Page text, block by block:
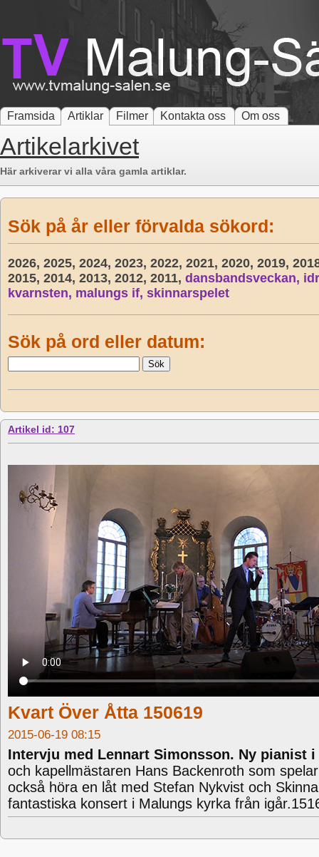
Framsida Artiklar Filmer Kontakta oss Om oss
Artikelarkivet
Här arkiverar vi alla våra gamla artiklar.
Sök på år eller förvalda sökord:
2026, 2025, 2024, 2023, 2022, 2021, 2020, 2019,
2015, 2014, 2013, 2012, 2011, dansbandsveckan,
kvarnsten, malungs if, skinnarspelet
Sök på ord eller datum:
Artikel id: 107
Kvart Över Åtta 150619
2015-06-19 08:15
Intervju med Lennart Simonsson. Ny pianist
och kapellmästaren Hans Backenroth som
också höra en låt med Stefan Nykvist och
fantastiska konsert i Malungs kyrka från